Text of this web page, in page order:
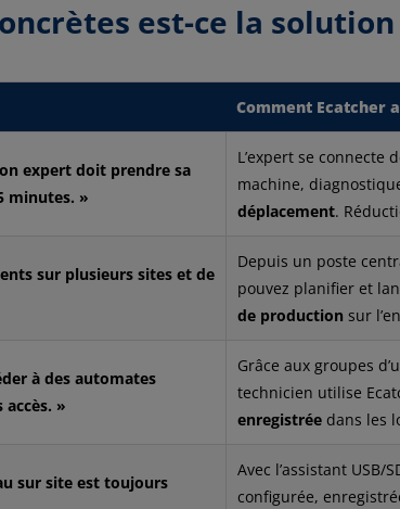
est-ce la
Comment Ecatcher
expert doit prendre sa
minutes. »
L’expert se connecte
machine,
déplacement.
sur plusieurs sites et de
Depuis un poste
pouvez planifier et
de production sur
à des automates
»
Grâce aux groupes
technicien utilise
enregistrée dans les
sur site est toujours
Avec l’assistant USB/
configurée,